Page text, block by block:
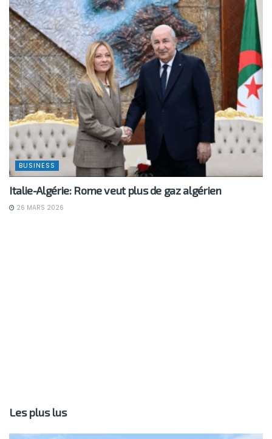
BUSINESS
Italie-Algérie: Rome veut plus de gaz algérien
26 MARS 2026
Les plus lus